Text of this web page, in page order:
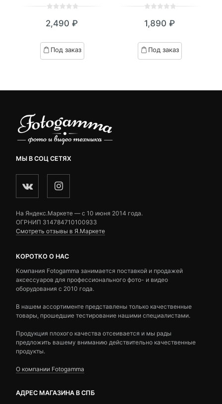
out
based
on
2,490 ₽
Под заказ
out
based
on
1,890 ₽
Под заказ
МЫ В СОЦ СЕТЯХ
На Яндекс.Маркете — c 10 июня 2014 года.
ОГРНИП 314784710100933
Смотреть отзывы в Я.Маркете
КОРОТКО О НАС
Компания Fotogamma занимается поставкой и продажей
аксессуаров для профессионального фото- и видео
оборудования с 2010 года.
В нашем ассортименте представлены только качественные
товары, прошедшие тестирование нашими специалистами.
Продукция плохого качества отсеивается и мы рады
предложить вашему вниманию действительно качественные
продукты.
О компании Fotogamma
АДРЕС МАГАЗИНА В СПБ